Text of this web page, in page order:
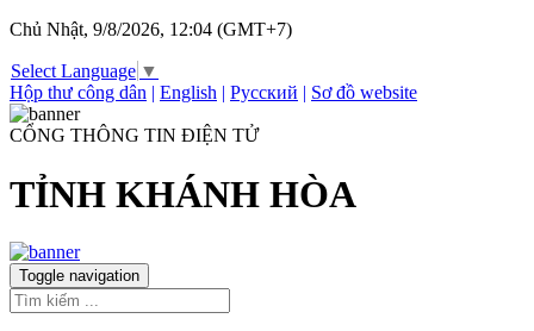
Chủ Nhật, 9/8/2026, 12:04 (GMT+7)
Select Language ▼
Hộp thư công dân | English | Русский | Sơ đồ website
CỔNG THÔNG TIN ĐIỆN TỬ
TỈNH KHÁNH HÒA
Toggle navigation